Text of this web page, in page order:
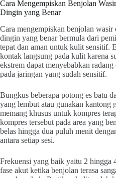
Cara Mengempiskan Benjolan
Dingin yang Benar
Cara mengempiskan benjolan wasir
dingin yang benar bermula dari
tepat dan aman untuk kulit sensitif.
kontak langsung pada kulit karena
ekstrem dapat menyebabkan
pada jaringan yang sudah sensitif.
Bungkus beberapa potong es batu
yang lembut atau gunakan kantong
memang khusus untuk kompres
kompres tersebut pada area yang
belas hingga dua puluh menit
antara setiap sesi.
Frekuensi yang baik yaitu 2 hingga
fase akut ketika benjolan terasa